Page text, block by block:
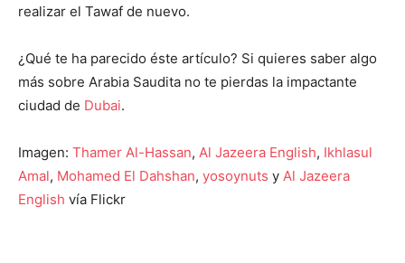
realizar el Tawaf de nuevo.
¿Qué te ha parecido éste artículo? Si quieres saber algo
más sobre Arabia Saudita no te pierdas la impactante
ciudad de Dubai.
Imagen: Thamer Al-Hassan, Al Jazeera English, Ikhlasul
Amal, Mohamed El Dahshan, yosoynuts y Al Jazeera
English vía Flickr